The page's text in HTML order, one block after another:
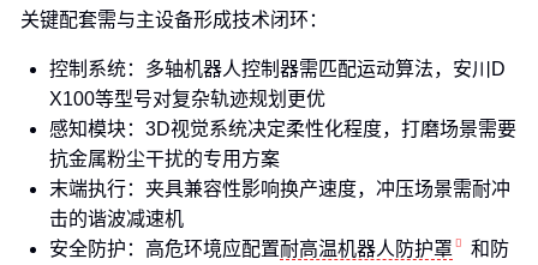
关键配套需与主设备形成技术闭环：
控制系统：多轴机器人控制器需匹配运动算法，安川D
X100等型号对复杂轨迹规划更优
感知模块：3D视觉系统决定柔性化程度，打磨场景需要
抗金属粉尘干扰的专用方案
末端执行：夹具兼容性影响换产速度，冲压场景需耐冲
击的谐波减速机
安全防护：高危环境应配置耐高温机器人防护罩
和防